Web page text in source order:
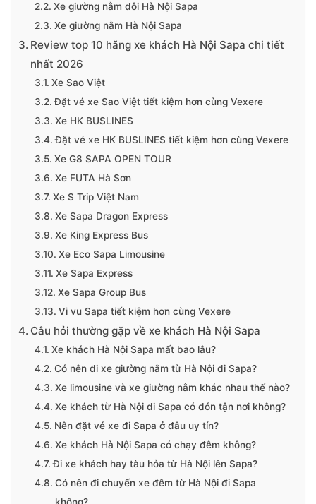
Xe giường nằm đôi Hà Nội Sapa
Xe giường nằm Hà Nội Sapa
Review top 10 hãng xe khách Hà Nội Sapa chi tiết
nhất 2026
Xe Sao Việt
Đặt vé xe Sao Việt tiết kiệm hơn cùng Vexere
Xe HK BUSLINES
Đặt vé xe HK BUSLINES tiết kiệm hơn cùng Vexere
Xe G8 SAPA OPEN TOUR
Xe FUTA Hà Sơn
Xe S Trip Việt Nam
Xe Sapa Dragon Express
Xe King Express Bus
Xe Eco Sapa Limousine
Xe Sapa Express
Xe Sapa Group Bus
Vi vu Sapa tiết kiệm hơn cùng Vexere
Câu hỏi thường gặp về xe khách Hà Nội Sapa
Xe khách Hà Nội Sapa mất bao lâu?
Có nên đi xe giường nằm từ Hà Nội đi Sapa?
Xe limousine và xe giường nằm khác nhau thế nào?
Xe khách từ Hà Nội đi Sapa có đón tận nơi không?
Nên đặt vé xe đi Sapa ở đâu uy tín?
Xe khách Hà Nội Sapa có chạy đêm không?
Đi xe khách hay tàu hỏa từ Hà Nội lên Sapa?
Có nên đi chuyến xe đêm từ Hà Nội đi Sapa